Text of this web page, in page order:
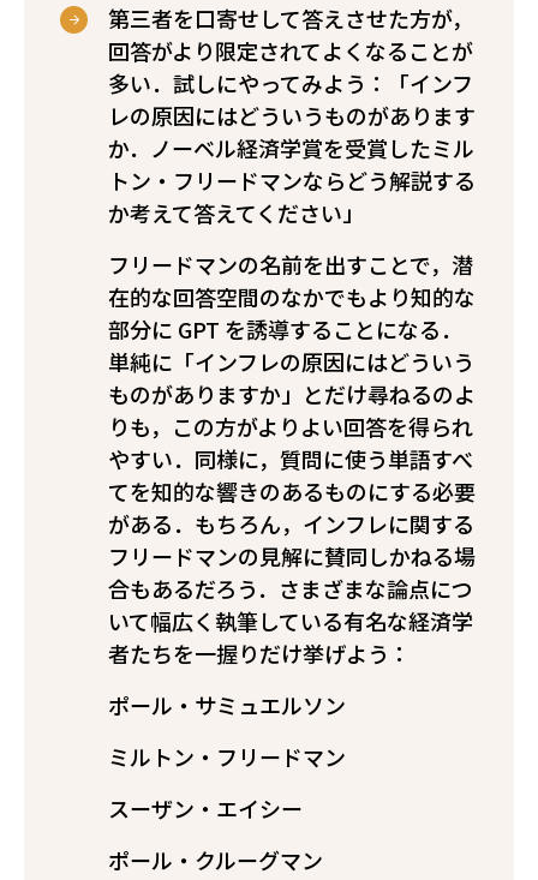
第三者を口寄せして答えさせた方が，
回答がより限定されてよくなることが
多い．試しにやってみよう：「インフ
レの原因にはどういうものがあります
か．ノーベル経済学賞を受賞したミル
トン・フリードマンならどう解説する
か考えて答えてください」
フリードマンの名前を出すことで，潜
在的な回答空間のなかでもより知的な
部分に GPT を誘導することになる．
単純に「インフレの原因にはどういう
ものがありますか」とだけ尋ねるのよ
りも，この方がよりよい回答を得られ
やすい．同様に，質問に使う単語すべ
てを知的な響きのあるものにする必要
がある．もちろん，インフレに関する
フリードマンの見解に賛同しかねる場
合もあるだろう．さまざまな論点につ
いて幅広く執筆している有名な経済学
者たちを一握りだけ挙げよう：
ポール・サミュエルソン
ミルトン・フリードマン
スーザン・エイシー
ポール・クルーグマン